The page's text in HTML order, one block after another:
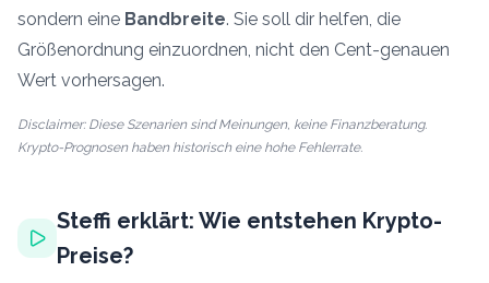
sondern eine Bandbreite. Sie soll dir helfen, die
Größenordnung einzuordnen, nicht den Cent-genauen
Wert vorhersagen.
Disclaimer: Diese Szenarien sind Meinungen, keine Finanzberatung.
Krypto-Prognosen haben historisch eine hohe Fehlerrate.
Steffi erklärt: Wie entstehen Krypto-
Preise?